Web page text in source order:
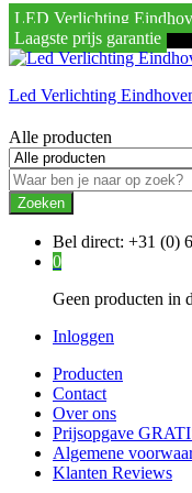
LED Verlichting
Laagste prijs garantie
Led Verlichting
Alle producten
Zoeken
Bel direct: +31 (0)
0
Geen producten in
Inloggen
Producten
Contact
Over ons
Prijsopgave
Algemene
Klanten Reviews